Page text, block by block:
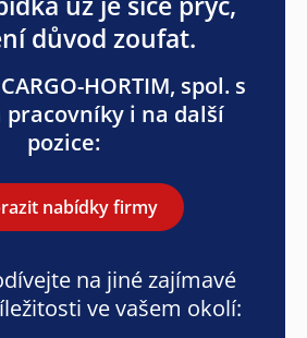
důvod zoufat.
HORTIM, spol. s
pracovníky i na další
pozice:
nabídky firmy
na jiné zajímavé
ve vašem okolí: